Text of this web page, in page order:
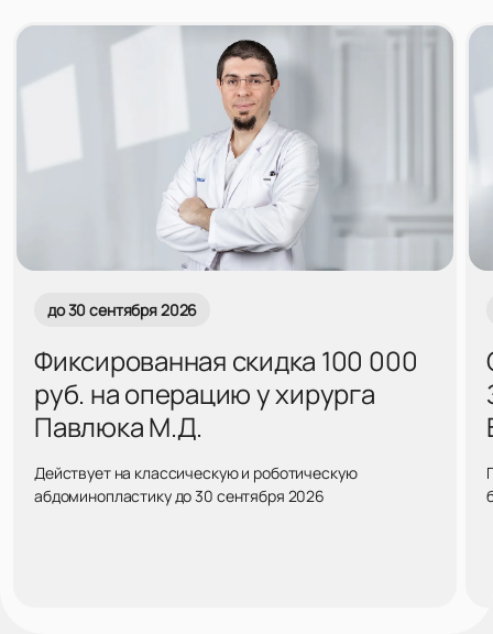
до 30 сентября 2026
Фиксированная скидка 100 000
руб. на операцию у хирурга
Павлюка М.Д.
Действует на классическую и роботическую
абдоминопластику до 30 сентября 2026